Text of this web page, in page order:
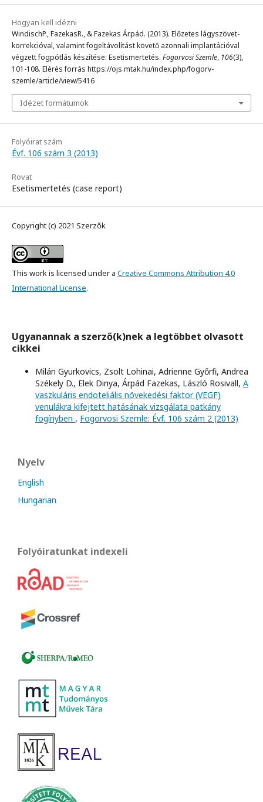
Hogyan kell idézni
WindischP., FazekasR., & Fazekas Árpád. (2013). Előzetes lágyszövet-
korrekcióval, valamint fogeltávolítást követő azonnali implantációval
végzett fogpótlás készítése: Esetismertetés. Fogorvosi Szemle, 106(3),
101-108. Elérés forrás https://ojs.mtak.hu/index.php/fogorv-
szemle/article/view/5416
Idézet formátumok
Folyóirat szám
Évf. 106 szám 3 (2013)
Rovat
Esetismertetés (case report)
Copyright (c) 2021 Szerzők
This work is licensed under a Creative Commons Attribution 4.0
International License.
Ugyanannak a szerző(k)nek a legtöbbet olvasott
cikkei
Milán Gyurkovics, Zsolt Lohinai, Adrienne Győrfi, Andrea
Székely D., Elek Dinya, Árpád Fazekas, László Rosivall, A
vaszkuláris endoteliális növekedési faktor (VEGF)
venulákra kifejtett hatásának vizsgálata patkány
fogínyben , Fogorvosi Szemle: Évf. 106 szám 2 (2013)
Nyelv
English
Hungarian
Folyóiratunkat indexeli